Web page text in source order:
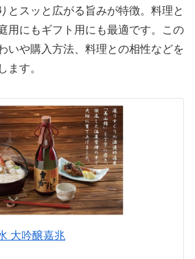
とスッと広がる旨みが特徴。料理と
用にもギフト用にも最適です。この
いや購入方法、料理との相性などを
ます。
大吟醸嘉兆